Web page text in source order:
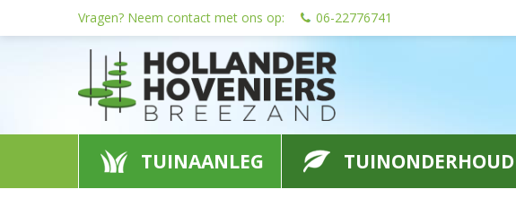
Vragen? Neem contact met ons op: 06-22776741
TUINAANLEG TUINONDERHOUD